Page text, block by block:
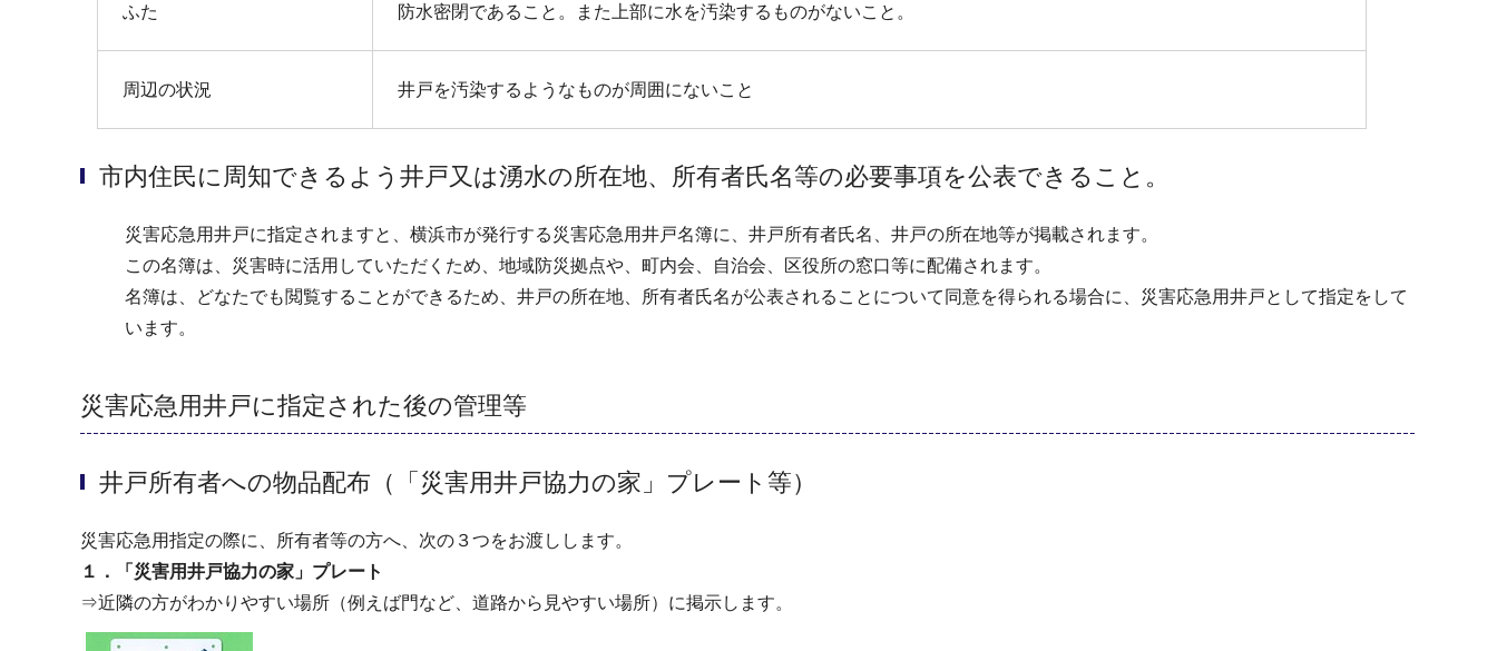
ふた 防水密閉であること。また上部に水を汚染するものがないこと。
周辺の状況 井戸を汚染するようなものが周囲にないこと
市内住民に周知できるよう井戸又は湧水の所在地、所有者氏名等の必要事項を公表できること。
災害応急用井戸に指定されますと、横浜市が発行する災害応急用井戸名簿に、井戸所有者氏名、井戸の所在地等が掲載されます。
この名簿は、災害時に活用していただくため、地域防災拠点や、町内会、自治会、区役所の窓口等に配備されます。
名簿は、どなたでも閲覧することができるため、井戸の所在地、所有者氏名が公表されることについて同意を得られる場合に、災害応急用井戸として指定をして
います。
災害応急用井戸に指定された後の管理等
井戸所有者への物品配布（「災害用井戸協力の家」プレート等）
災害応急用指定の際に、所有者等の方へ、次の３つをお渡しします。
１．「災害用井戸協力の家」プレート
⇒近隣の方がわかりやすい場所（例えば門など、道路から見やすい場所）に掲示します。